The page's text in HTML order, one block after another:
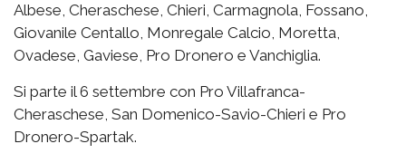
Albese, Cheraschese, Chieri, Carmagnola, Fossano,
Giovanile Centallo, Monregale Calcio, Moretta,
Ovadese, Gaviese, Pro Dronero e Vanchiglia.
Si parte il 6 settembre con Pro Villafranca-
Cheraschese, San Domenico-Savio-Chieri e Pro
Dronero-Spartak.